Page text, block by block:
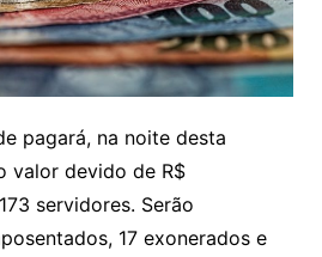
pagará, na noite desta
valor devido de R$
servidores. Serão
17 exonerados e